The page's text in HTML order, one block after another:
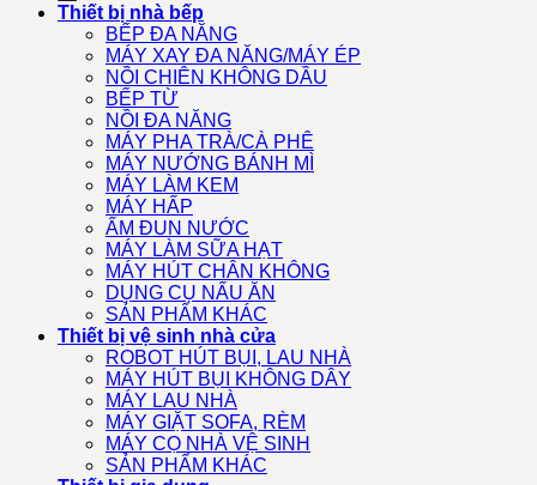
Thiết bị nhà bếp
BẾP ĐA NĂNG
MÁY XAY ĐA NĂNG/MÁY ÉP
NỒI CHIÊN KHÔNG DẦU
BẾP TỪ
NỒI ĐA NĂNG
MÁY PHA TRÀ/CÀ PHÊ
MÁY NƯỚNG BÁNH MÌ
MÁY LÀM KEM
MÁY HẤP
ẤM ĐUN NƯỚC
MÁY LÀM SỮA HẠT
MÁY HÚT CHÂN KHÔNG
DỤNG CỤ NẤU ĂN
SẢN PHẨM KHÁC
Thiết bị vệ sinh nhà cửa
ROBOT HÚT BỤI, LAU NHÀ
MÁY HÚT BỤI KHÔNG DÂY
MÁY LAU NHÀ
MÁY GIẶT SOFA, RÈM
MÁY CỌ NHÀ VỆ SINH
SẢN PHẨM KHÁC